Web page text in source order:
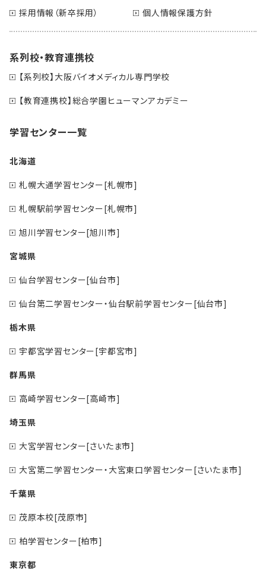
採用情報（新卒採用） 個人情報保護方針
系列校・教育連携校
【系列校】大阪バイオメディカル専門学校
【教育連携校】総合学園ヒューマンアカデミー
学習センター一覧
北海道
札幌大通学習センター[札幌市]
札幌駅前学習センター[札幌市]
旭川学習センター[旭川市]
宮城県
仙台学習センター[仙台市]
仙台第二学習センター・仙台駅前学習センター[仙台市]
栃木県
宇都宮学習センター[宇都宮市]
群馬県
高崎学習センター[高崎市]
埼玉県
大宮学習センター[さいたま市]
大宮第二学習センター・大宮東口学習センター[さいたま市]
千葉県
茂原本校[茂原市]
柏学習センター[柏市]
東京都